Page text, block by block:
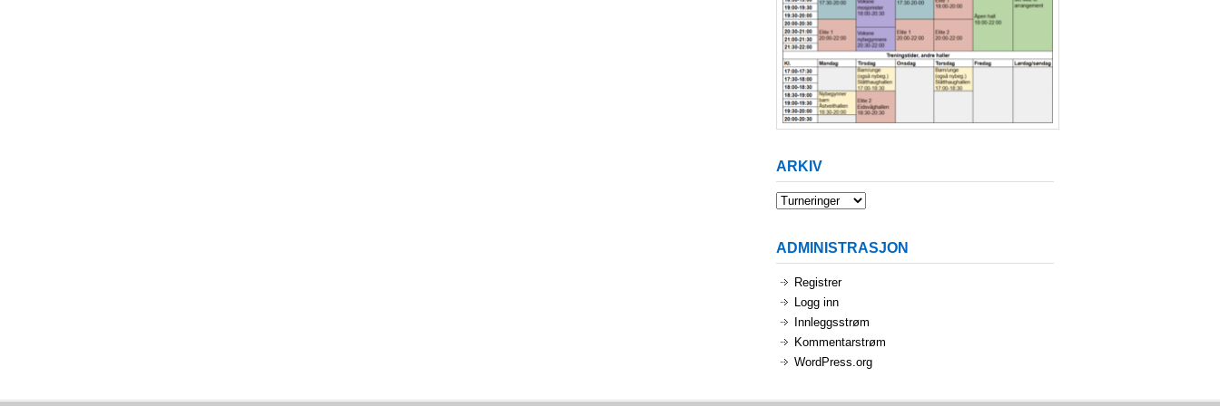
ARKIV
Arkiv
ADMINISTRASJON
Registrer
Logg inn
Innleggsstrøm
Kommentarstrøm
WordPress.org